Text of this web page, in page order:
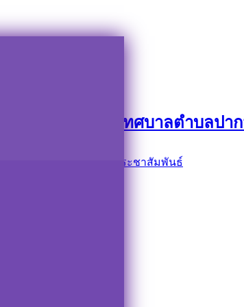
เลือกตั้งประจำเทศบาลตำบลปา
ข่าวประชาสัมพันธ์